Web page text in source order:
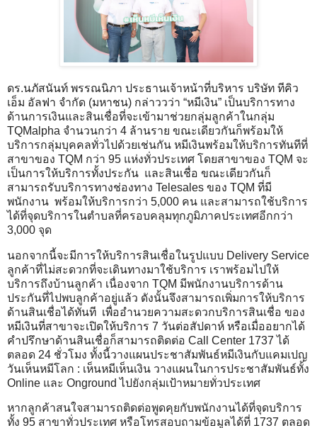
ดร.นภัสนันท์ พรรณนิภา ประธานเจ้าหน้าที่บริหาร บริษัท ทีคิว
เอ็ม อัลฟา จำกัด (มหาชน) กล่าววว่า “หมีเงิน” เป็นบริการทาง
ด้านการเงินและสินเชื่อที่จะเข้ามาช่วยกลุ่มลูกค้าในกลุ่ม
TQMalpha จำนวนกว่า 4 ล้านราย ขณะเดียวกันก็พร้อมให้
บริการกลุ่มบุคคลทั่วไปด้วยเช่นกัน หมีเงินพร้อมให้บริการทันทีที่
สาขาของ TQM กว่า 95 แห่งทั่วประเทศ โดยสาขาของ TQM จะ
เป็นการให้บริการทั้งประกัน และสินเชื่อ ขณะเดียวกันก็
สามารถรับบริการทางช่องทาง Telesales ของ TQM ที่มี
พนักงาน พร้อมให้บริการกว่า 5,000 คน และสามารถใช้บริการ
ได้ที่จุดบริการในตำบลที่ครอบคลุมทุกภูมิภาคประเทศอีกกว่า
3,000 จุด
นอกจากนี้จะมีการให้บริการสินเชื่อในรูปแบบ Delivery Service
ลูกค้าที่ไม่สะดวกที่จะเดินทางมาใช้บริการ เราพร้อมไปให้
บริการถึงบ้านลูกค้า เนื่องจาก TQM มีพนักงานบริการด้าน
ประกันที่ไปพบลูกค้าอยู่แล้ว ดังนั้นจึงสามารถเพิ่มการให้บริการ
ด้านสินเชื่อได้ทันที เพื่ออำนวยความสะดวกบริการสินเชื่อ ของ
หมีเงินที่สาขาจะเปิดให้บริการ 7 วันต่อสัปดาห์ หรือเมื่ออยากได้
คำปรึกษาด้านสินเชื่อก็สามารถติดต่อ Call Center 1737 ได้
ตลอด 24 ชั่วโมง ทั้งนี้วางแผนประชาสัมพันธ์หมีเงินกับแคมเปญ
วันเห็นหมีโลก : เห็นหมีเห็นเงิน วางแผนในการประชาสัมพันธ์ทั้ง
Online และ Onground ไปยังกลุ่มเป้าหมายทั่วประเทศ
หากลูกค้าสนใจสามารถติดต่อพูดคุยกับพนักงานได้ที่จุดบริการ
ทั้ง 95 สาขาทั่วประเทศ หรือโทรสอบถามข้อมูลได้ที่ 1737 ตลอด